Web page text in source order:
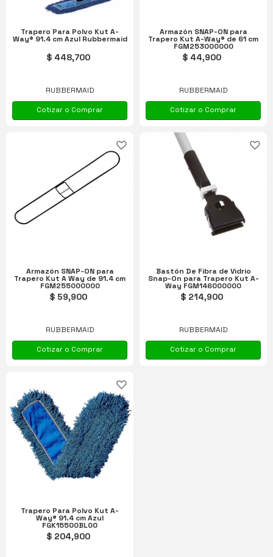
Trapero Para Polvo Kut A-
Way® 91.4 cm Azul Rubbermaid
$ 448,700
RUBBERMAID
Cotizar o Comprar
Armazón SNAP-ON para
Trapero Kut A-Way® de 61 cm
FGM253000000
$ 44,900
RUBBERMAID
Cotizar o Comprar
Armazón SNAP-ON para
Trapero Kut A Way de 91.4 cm
FGM255000000
$ 59,900
RUBBERMAID
Cotizar o Comprar
Bastón De Fibra de Vidrio
Snap-On para Trapero Kut A-
Way FGM146000000
$ 214,900
RUBBERMAID
Cotizar o Comprar
Trapero Para Polvo Kut A-
Way® 91.4 cm Azul
FGK15500BL00
$ 204,900